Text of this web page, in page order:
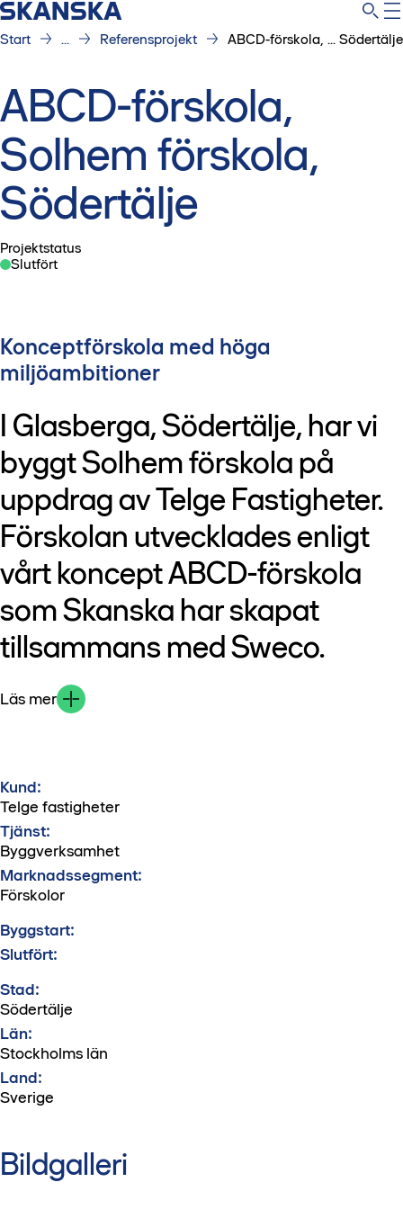
Start ... Referensprojekt ABCD-förskola, ... Södertälje
ABCD-förskola,
Solhem förskola,
Södertälje
Projektstatus
Slutfört
Konceptförskola med höga
miljöambitioner
I Glasberga, Södertälje, har vi
byggt Solhem förskola på
uppdrag av Telge Fastigheter.
Förskolan utvecklades enligt
vårt koncept ABCD-förskola
som Skanska har skapat
tillsammans med Sweco.
Läs mer
Kund:
Telge fastigheter
Tjänst:
Byggverksamhet
Marknadssegment:
Förskolor
Byggstart:
Slutfört:
Stad:
Södertälje
Län:
Stockholms län
Land:
Sverige
Bildgalleri